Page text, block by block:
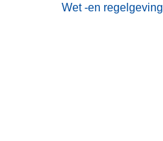
Wet -en regelgeving